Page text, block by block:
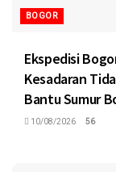
BOGOR
Ekspedisi
Kesadaran
Bantu Sumur
10/08/2026 56